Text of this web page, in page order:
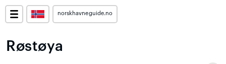
norskhavneguide.no
Røstøya